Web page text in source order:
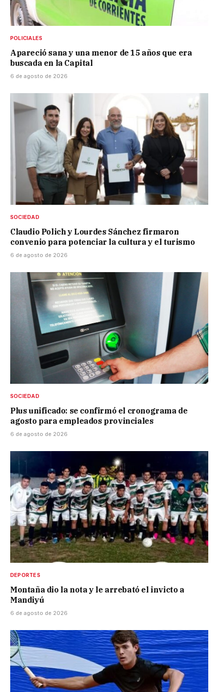
POLICIALES
Apareció sana y una menor de 15 años que era
buscada en la Capital
6 de agosto de 2026
SOCIEDAD
Claudio Polich y Lourdes Sánchez firmaron
convenio para potenciar la cultura y el turismo
6 de agosto de 2026
SOCIEDAD
Plus unificado: se confirmó el cronograma de
agosto para empleados provinciales
6 de agosto de 2026
DEPORTES
Montaña dio la nota y le arrebató el invicto a
Mandiyú
6 de agosto de 2026